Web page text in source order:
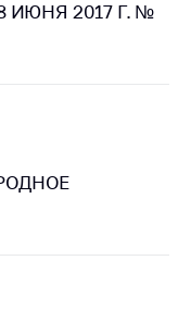
ИЮНЯ 2017 Г. №